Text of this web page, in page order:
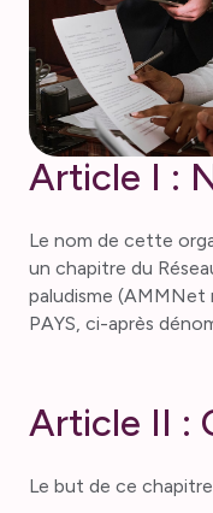
Article I :
Le nom de cette
un chapitre du
paludisme (AMMNet
PAYS, ci-après
Article II :
Le but de ce